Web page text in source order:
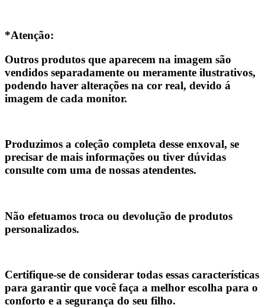
*Atenção:
Outros produtos que aparecem na imagem são
vendidos separadamente ou meramente ilustrativos,
podendo haver alterações na cor real, devido á
imagem de cada monitor.
Produzimos a coleção completa desse enxoval, se
precisar de mais informações ou tiver dúvidas
consulte com uma de nossas atendentes.
Não efetuamos troca ou devolução de produtos
personalizados.
Certifique-se de considerar todas essas características
para garantir que você faça a melhor escolha para o
conforto e a segurança do seu filho.